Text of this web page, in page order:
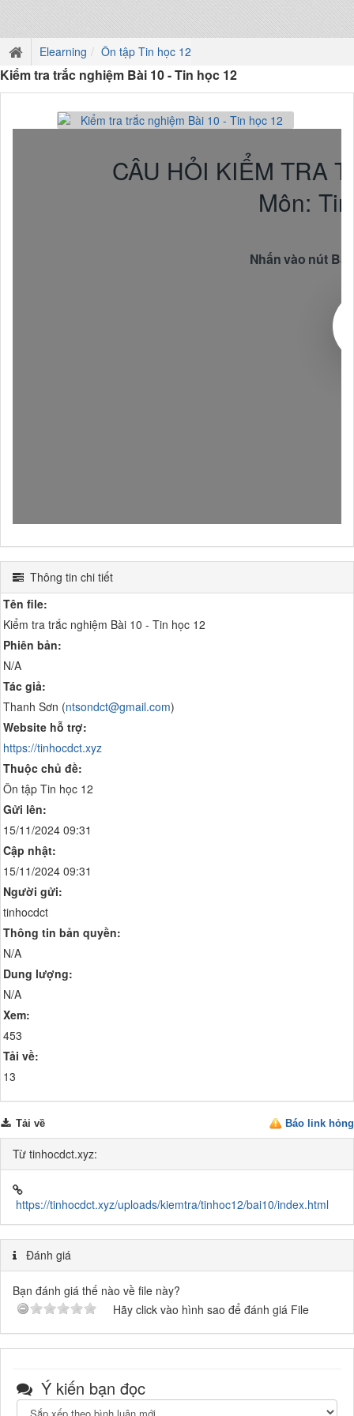
Elearning Ôn tập Tin học 12
Kiểm tra trắc nghiệm Bài 10 - Tin học 12
Thông tin chi tiết
Tên file:
Kiểm tra trắc nghiệm Bài 10 - Tin học 12
Phiên bản:
N/A
Tác giả:
Thanh Sơn (ntsondct@gmail.com)
Website hỗ trợ:
https://tinhocdct.xyz
Thuộc chủ đề:
Ôn tập Tin học 12
Gửi lên:
15/11/2024 09:31
Cập nhật:
15/11/2024 09:31
Người gửi:
tinhocdct
Thông tin bản quyền:
N/A
Dung lượng:
N/A
Xem:
453
Tải về:
13
Báo link hỏng
Tải về
Từ tinhocdct.xyz:
https://tinhocdct.xyz/uploads/kiemtra/tinhoc12/bai10/index.html
Đánh giá
Bạn đánh giá thế nào về file này?
Hãy click vào hình sao để đánh giá File
Ý kiến bạn đọc